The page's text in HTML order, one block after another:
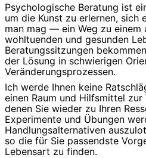
Psychologische Beratung ist
um die Kunst zu erlernen, sich
man mag — ein Weg zu einem
wohltuenden und gesunden
Beratungssitzungen
der Lösung in schwierigen
Veränderungsprozessen.
Ich werde Ihnen keine
einen Raum und Hilfsmittel
denen Sie wieder zu Ihren
Experimente und Übungen
Handlungsalternativen
so die für Sie passendste
Lebensart zu finden.